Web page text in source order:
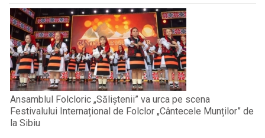
Ansamblul Folcloric „Săliștenii” va urca pe scena
Festivalului Internațional de Folclor „Cântecele Munților” de
la Sibiu